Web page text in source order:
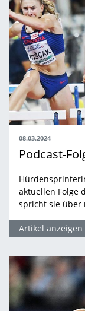
08.03.2024
Podcast-
aktuellen Folge
spricht sie über
Artikel anzeigen